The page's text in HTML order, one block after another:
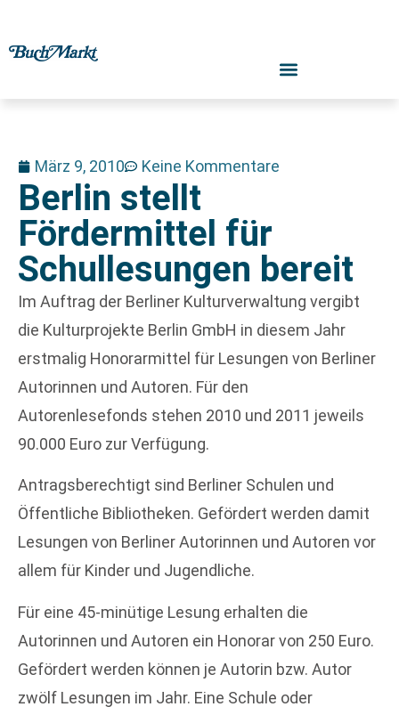
März 9, 2010 Keine Kommentare
Berlin stellt
Fördermittel für
Schullesungen bereit
Im Auftrag der Berliner Kulturverwaltung vergibt
die Kulturprojekte Berlin GmbH in diesem Jahr
erstmalig Honorarmittel für Lesungen von Berliner
Autorinnen und Autoren. Für den
Autorenlesefonds stehen 2010 und 2011 jeweils
90.000 Euro zur Verfügung.
Antragsberechtigt sind Berliner Schulen und
Öffentliche Bibliotheken. Gefördert werden damit
Lesungen von Berliner Autorinnen und Autoren vor
allem für Kinder und Jugendliche.
Für eine 45-minütige Lesung erhalten die
Autorinnen und Autoren ein Honorar von 250 Euro.
Gefördert werden können je Autorin bzw. Autor
zwölf Lesungen im Jahr. Eine Schule oder